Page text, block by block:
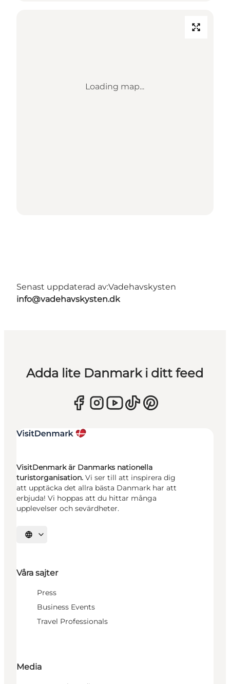
Loading map...
Senast uppdaterad av:Vadehavskysten
info@vadehavskysten.dk
Adda lite Danmark i ditt feed
VisitDenmark är Danmarks nationella
turistorganisation. Vi ser till att inspirera dig
att upptäcka det allra bästa Danmark har att
erbjuda! Vi hoppas att du hittar många
upplevelser och sevärdheter.
Välj språk
Våra sajter
Press
Business Events
Travel Professionals
Media